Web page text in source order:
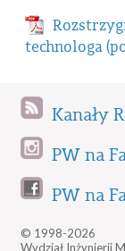
technologa
Kanały
PW na
PW na
© 1998-2026
Wydział Inżynierii